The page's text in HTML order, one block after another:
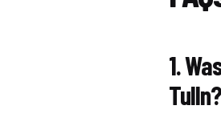
1.
Tulln?